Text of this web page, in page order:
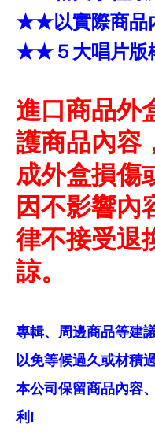
★★以實際商
★★５大唱片版
進口商品外
護商品內容
成外盒損傷
因不影響內
律不接受退
諒。
專輯、周邊商品等建
以免等候過久或材積
本公司保留商品內容
利!